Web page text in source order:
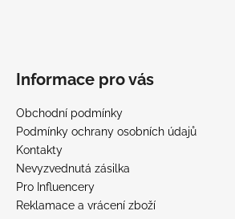
Informace pro vás
Obchodní podmínky
Podmínky ochrany osobních údajů
Kontakty
Nevyzvednutá zásilka
Pro Influencery
Reklamace a vrácení zboží